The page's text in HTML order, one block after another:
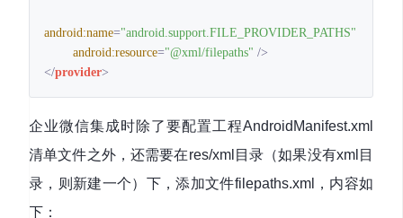
android:name="android.support.FILE_PROVIDER_PATHS"
android:resource="@xml/filepaths" />
</provider>
企业微信集成时除了要配置工程AndroidManifest.xml
清单文件之外，还需要在res/xml目录（如果没有xml目
录，则新建一个）下，添加文件filepaths.xml，内容如
下：